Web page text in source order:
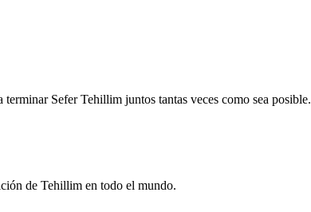
Sefer Tehillim juntos tantas veces como sea posible.
de Tehillim en todo el mundo.